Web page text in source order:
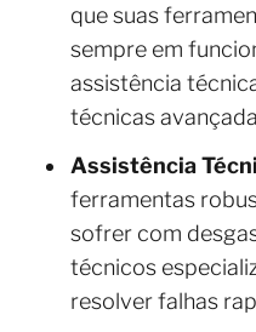
que suas
sempre em
assistência
técnicas
Assistência
ferramentas
sofrer com
técnicos
resolver falhas